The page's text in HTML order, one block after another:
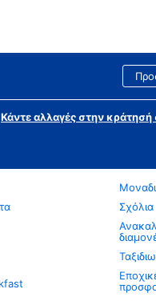
Κάντε αλλαγές στην
Σχόλια